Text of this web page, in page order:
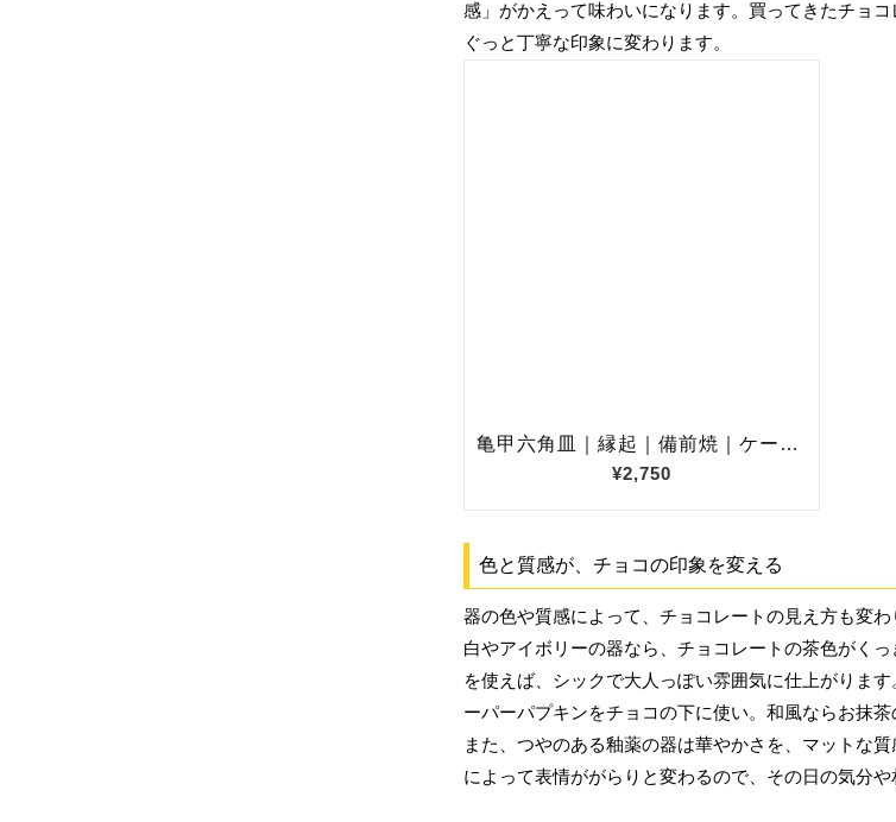
感」がかえって味わいになります。買ってきたチョ
ぐっと丁寧な印象に変わります。
色と質感が、チョコの印象を変える
器の色や質感によって、チョコレートの見え方も変わ
白やアイボリーの器なら、チョコレートの茶色がく
を使えば、シックで大人っぽい雰囲気に仕上がりま
ーパーパプキンをチョコの下に使い。和風ならお抹
また、つやのある釉薬の器は華やかさを、マットな
によって表情ががらりと変わるので、その日の気分